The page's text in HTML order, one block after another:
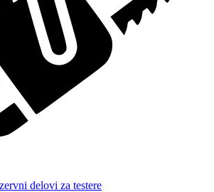
delovi za testere